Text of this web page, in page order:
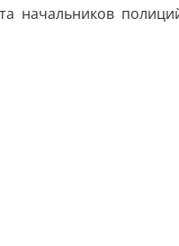
начальников